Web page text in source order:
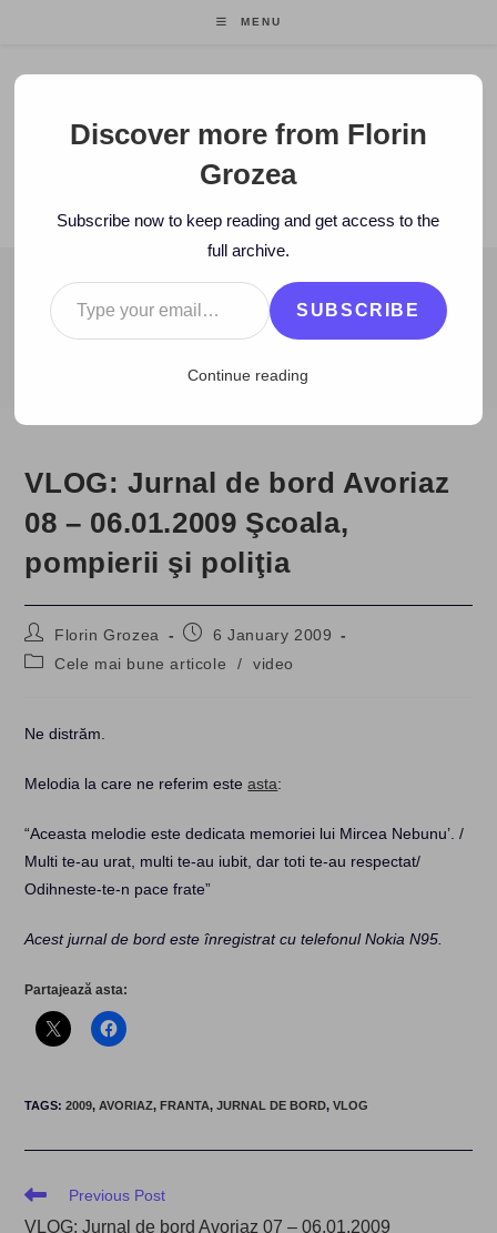
MENU
Florin Grozea
ENTREPRENEUR. FOUNDER/CEO MOCAPP.
BLOG
2009 > January > 6 > Cele mai bune articole > VLOG: Jurnal de
VLOG: Jurnal de bord Avoriaz
08 – 06.01.2009 Şcoala,
pompierii şi poliţia
Post
author:
Florin Grozea
Post6 January 2009
PostCele mai bune articole / video
Ne distrăm.
Melodia la care ne referim esteasta:
“Aceasta melodie este dedicata memoriei lui Mircea Nebunu’. /
Multi te-au urat, multi te-au iubit, dar toti te-au respectat/
Odihneste-te-n pace frate”
Acest jurnal de bord este înregistrat cu telefonul Nokia N95.
Partajează asta:
TAGS:2009, AVORIAZ, FRANTA, JURNAL DE BORD, VLOG
Read
Previous Post
VLOG: Jurnal de bord Avoriaz 07 – 06.01.2009
Discover more from Florin
Grozea
Subscribe now to keep reading and get access to the
full archive.
Type your email…
SUBSCRIBE
Continue reading